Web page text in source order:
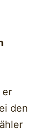
er
den